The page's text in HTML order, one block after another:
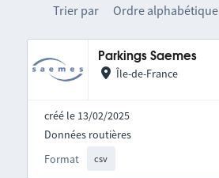
Trier par Ordre alphabétique
Parkings Saemes
Île-de-France
créé le 13/02/2025
Format csv
Données routières